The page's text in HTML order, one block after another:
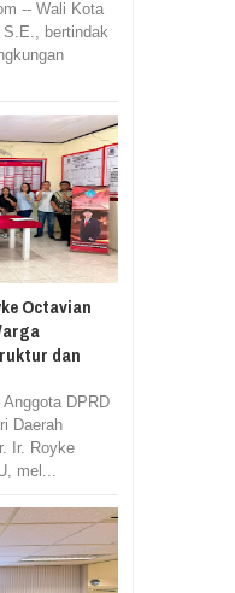
-- Wali Kota
bertindak
Octavian
dan
DPRD
Daerah
Ir. Royke
mel...